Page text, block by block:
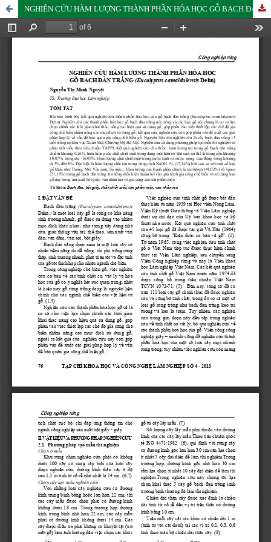
NGHIÊN CỨU HÀM LƯỢNG THÀNH PHẦN HÓA HỌC GỖ BẠCH ĐÀN TRẮNG (Eucalyptus camaldulensis Dehn)